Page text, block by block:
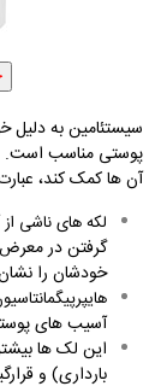
سیستئامین به
پوستی مناسب است.
آن ‌ها کمک کند،
لکه‌ های ناشی
گرفتن در
خودشان را
آسیب‌های
این لک‌ها
بارداری) و